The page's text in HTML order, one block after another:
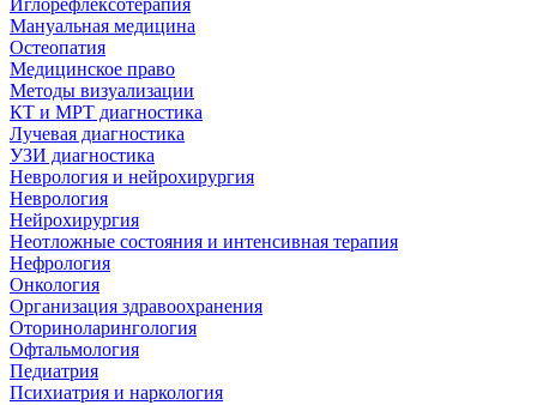
Иглорефлексотерапия
Мануальная медицина
Остеопатия
Медицинское право
Методы визуализации
КТ и МРТ диагностика
Лучевая диагностика
УЗИ диагностика
Неврология и нейрохирургия
Неврология
Нейрохирургия
Неотложные состояния и интенсивная терапия
Нефрология
Онкология
Организация здравоохранения
Оториноларингология
Офтальмология
Педиатрия
Психиатрия и наркология